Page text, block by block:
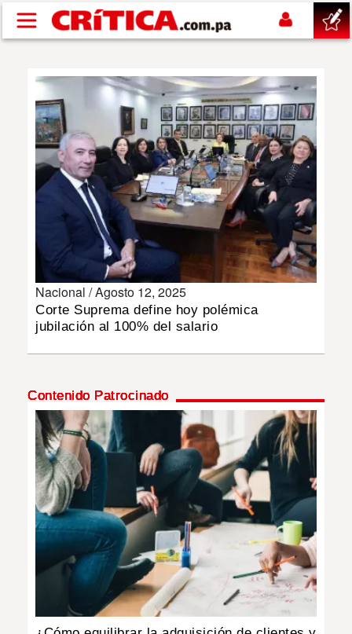
Pasar al contenido principal
SUCESOS
NACIONAL
POLÍTICA
SHOW
DEPORTES
MUNDO
MULTIMEDIA
IMPRESO
Nacional /Agosto 12, 2025
Corte Suprema define hoy polémica
jubilación al 100% del salario
Contenido Patrocinado